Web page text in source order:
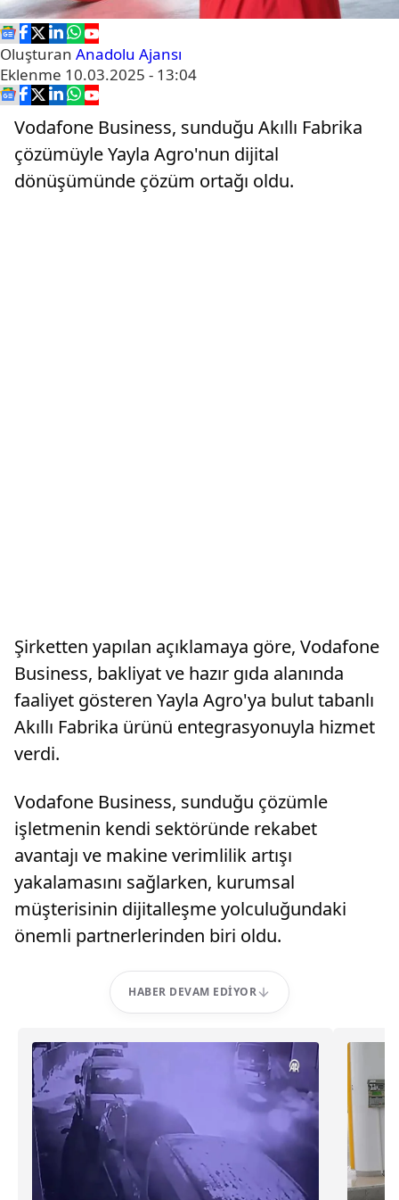
Oluşturan Anadolu Ajansı
Eklenme 10.03.2025 - 13:04
Vodafone Business, sunduğu Akıllı Fabrika
çözümüyle Yayla Agro'nun dijital
dönüşümünde çözüm ortağı oldu.
Şirketten yapılan açıklamaya göre, Vodafone
Business, bakliyat ve hazır gıda alanında
faaliyet gösteren Yayla Agro'ya bulut tabanlı
Akıllı Fabrika ürünü entegrasyonuyla hizmet
verdi.
Vodafone Business, sunduğu çözümle
işletmenin kendi sektöründe rekabet
avantajı ve makine verimlilik artışı
yakalamasını sağlarken, kurumsal
müşterisinin dijitalleşme yolculuğundaki
önemli partnerlerinden biri oldu.
HABER DEVAM EDIYOR